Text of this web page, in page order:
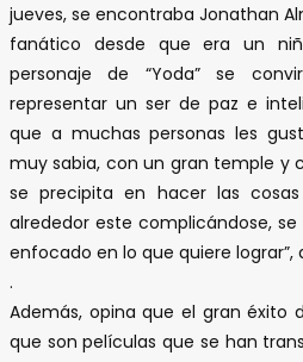
jueves, se encontraba Jonathan
fanático desde que era un
personaje de “Yoda” se
representar un ser de paz e
que a muchas personas les
muy sabia, con un gran temple y
se precipita en hacer las
alrededor este complicándose,
enfocado en lo que quiere lograr”,
.
Además, opina que el gran éxito
que son películas que se han